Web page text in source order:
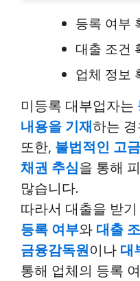
등록 여부
대출 조건
업체 정보
미등록 대부업자는
내용을 기재하는
또한, 불법적인 고
채권 추심을 통해
많습니다.
따라서 대출을 받
등록 여부와 대출
금융감독원이나 대
통해 업체의 등록